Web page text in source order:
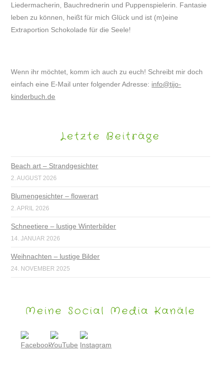
Liedermacherin, Bauchrednerin und Puppenspielerin. Fantasie
leben zu können, heißt für mich Glück und ist (m)eine
Extraportion Schokolade für die Seele!
Wenn ihr möchtet, komm ich auch zu euch! Schreibt mir doch
einfach eine E-Mail unter folgender Adresse: info@tijo-
kinderbuch.de
Letzte Beiträge
Beach art – Strandgesichter
2. AUGUST 2026
Blumengesichter – flowerart
2. APRIL 2026
Schneetiere – lustige Winterbilder
14. JANUAR 2026
Weihnachten – lustige Bilder
24. NOVEMBER 2025
Meine Social Media Kanäle